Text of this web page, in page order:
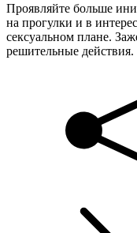
Проявляйте больше
на прогулки и в
сексуальном плане.
решительные действия.